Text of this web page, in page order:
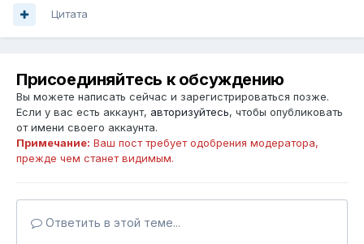
Цитата
Присоединяйтесь к обсуждению
Вы можете написать сейчас и зарегистрироваться позже.
Если у вас есть аккаунт, авторизуйтесь, чтобы опубликовать
от имени своего аккаунта.
Примечание: Ваш пост требует одобрения модератора,
прежде чем станет видимым.
Ответить в этой теме...